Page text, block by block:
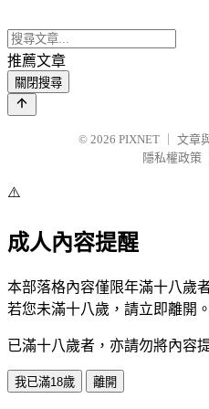
推薦文章
關閉搜尋
© 2026 PIXNET
文章
隱私權政策
⚠️
成人內容提醒
本部落格內容僅限年滿十八歲
若您未滿十八歲，請立即離開。
已滿十八歲者，亦請勿將內容
我已滿18歲 離開